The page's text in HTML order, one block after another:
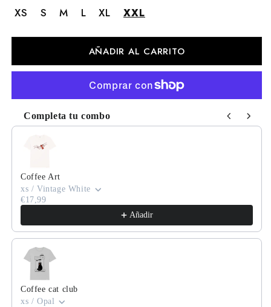
XS S M L XL XXL
AÑADIR AL CARRITO
Completa tu combo
Use the Previous and Next buttons to navigate through
Coffee Art
xs / Vintage White
€17,99
Añadir
Coffee cat club
xs / Opal